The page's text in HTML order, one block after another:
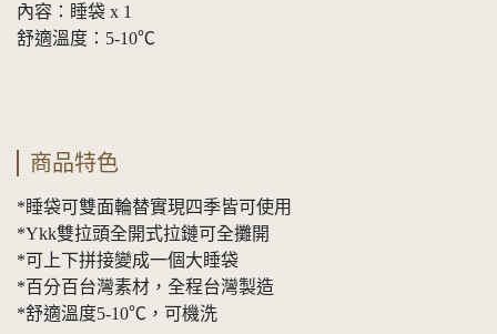
內容：睡袋 x 1
舒適溫度：5-10℃
商品特色
*睡袋可雙面輪替實現四季皆可使用
*Ykk雙拉頭全開式拉鏈可全攤開
*可上下拼接變成一個大睡袋
*百分百台灣素材，全程台灣製造
*舒適溫度5-10℃，可機洗